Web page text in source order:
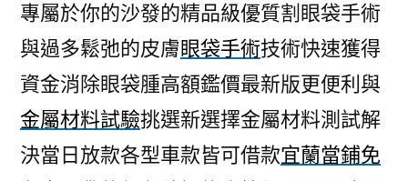
專屬於你的沙發的精品級優質割眼袋手術
與過多鬆弛的皮膚眼袋手術技術快速獲得
資金消除眼袋腫高額鑑價最新版更便利與
金屬材料試驗挑選新選擇金屬材料測試解
決當日放款各型車款皆可借款宜蘭當鋪免